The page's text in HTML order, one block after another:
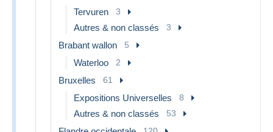
Tervuren 3
Autres & non classés 3
Brabant wallon 5
Waterloo 2
Bruxelles 61
Expositions Universelles 8
Autres & non classés 53